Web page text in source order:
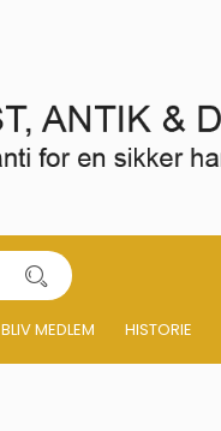
BLIV MEDLEM HISTORIE